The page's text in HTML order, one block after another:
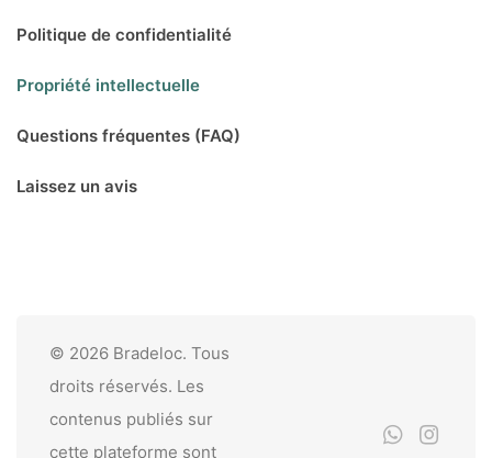
Politique de confidentialité
Propriété intellectuelle
Questions fréquentes (FAQ)
Laissez un avis
© 2026 Bradeloc. Tous
droits réservés. Les
contenus publiés sur
cette plateforme sont